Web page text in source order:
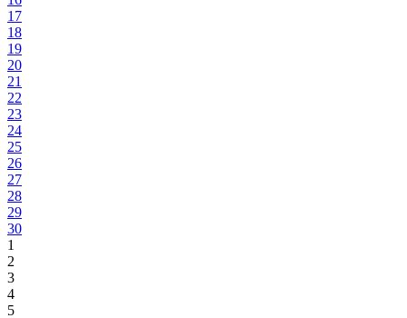
17
18
19
20
21
22
23
24
25
26
27
28
29
30
1
2
3
4
5